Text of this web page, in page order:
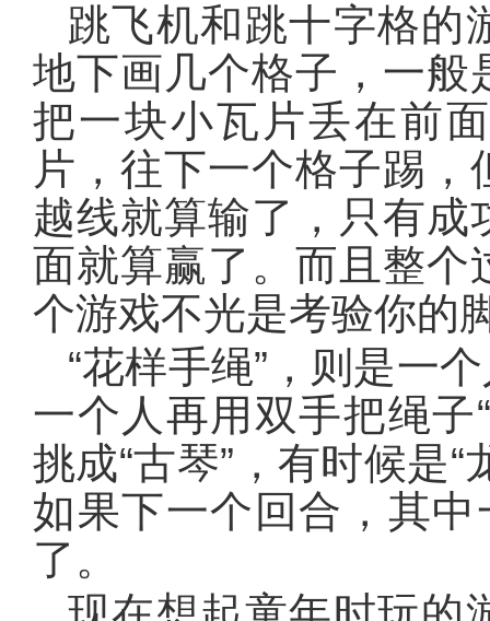
跳飞机和跳十字格的
地下画几个格子，一般
把一块小瓦片丢在前
片，往下一个格子踢
越线就算输了，只有
面就算赢了。而且整个
个游戏不光是考验你的
“花样手绳”，则是一
一个人再用双手把绳子
挑成“古琴”，有时候是
如果下一个回合，其中
了。